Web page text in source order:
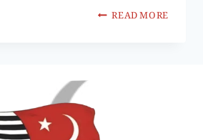
READ MORE